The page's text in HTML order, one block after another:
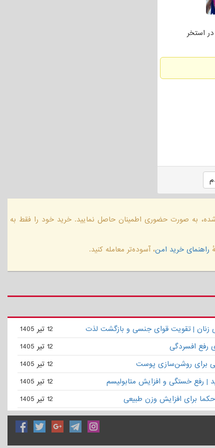
با سابقه۱۴ساله.اموزش شنا در استخر
به صورت حضوری اطمینان حاصل نمایید. خرید خود را فقط به
راهنمای خرید امن، آسوده‌تر معامله کنید.
زنان | تقویت قوای جنسی و بازگشت لذت
12 تیر 1405
رفع افسردگی
12 تیر 1405
برای روشن‌سازی پوست
12 تیر 1405
| رفع خستگی و افزایش متابولیسم
12 تیر 1405
حکما برای افزایش وزن طبیعی 12 تیر 1405